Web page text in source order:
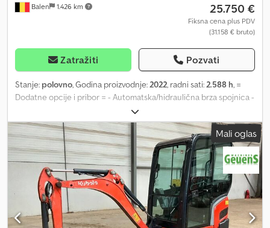
Balen 1.426 km 25.750 €
Fiksna cena plus PDV
(31.158 € bruto)
Zatražiti Pozvati
Stanje: polovno, Godina proizvodnje:2022, radni sati:2.588 h, =
Dodatne opcije i pribor = - Automatska/hidraulična brza spojnica -
Ravnalica - Standardna kašika za kopanje = Dodatne informacije =
Pogonski sistem: gusenični Sopstvena težina: 3.900 kg Za
dodatne informacije, obratite se Geertu Geuensu. Chodpfx
Aozrud Eeciea
Mali oglas